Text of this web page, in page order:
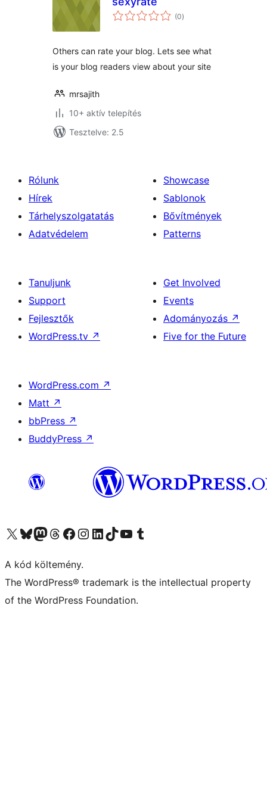
(0értékelés
összesen
)
Others can rate your blog. Lets see what
is your blog readers view about your site
mrsajith
10+ aktív telepítés
Tesztelve: 2.5
Rólunk
Hírek
Tárhelyszolgatatás
Adatvédelem
Showcase
Sablonok
Bővítmények
Patterns
Tanuljunk
Support
Fejlesztők
WordPress.tv ↗
Get Involved
Events
Adományozás ↗
Five for the Future
WordPress.com ↗
Matt ↗
bbPress ↗
BuddyPress ↗
Visit our X (formerly Twitter) account
Visit our Bluesky account
Twitter csatornánk
Visit our Threads account
Facebook oldalunk megtekintése
Visit our Instagram account
Visit our LinkedIn account
Visit our TikTok account
Visit our YouTube channel
Visit our Tumblr account
A kód költemény.
The WordPress® trademark is the intellectual property
of the WordPress Foundation.